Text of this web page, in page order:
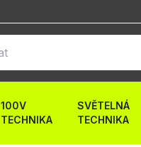
100V
TECHNIKA
SVĚTELNÁ
TECHNIKA